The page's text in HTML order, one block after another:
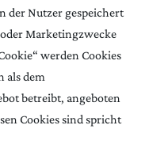
der Nutzer gespeichert
Marketingzwecke
werden Cookies
als dem
betreibt, angeboten
Cookies sind spricht